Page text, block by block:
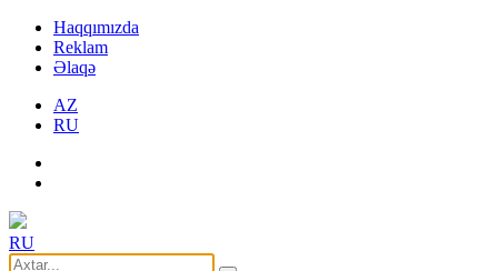
Haqqımızda
Reklam
Əlaqə
AZ
RU
RU